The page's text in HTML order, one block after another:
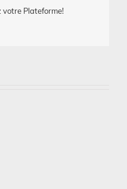
votre Plateforme!